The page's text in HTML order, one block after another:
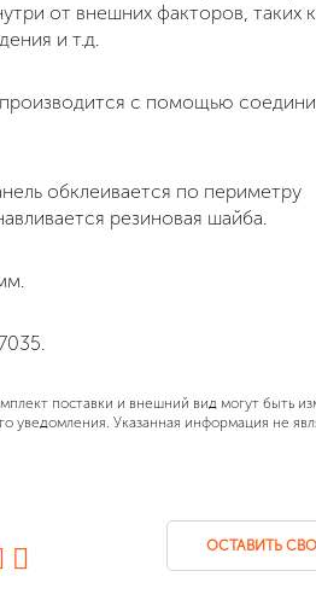
от внешних факторов, таких
и т.д.
с помощью
обклеивается по периметру
резиновая шайба.
поставки и внешний вид могут быть
уведомления. Указанная информация не
ОСТАВИТЬ